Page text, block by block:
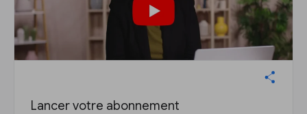
Lancer votre abonnement